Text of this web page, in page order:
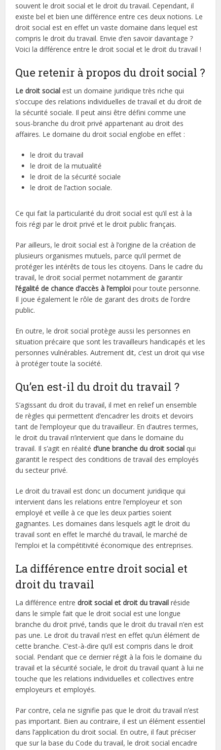
souvent le droit social et le droit du travail. Cependant, il
existe bel et bien une différence entre ces deux notions. Le
droit social est en effet un vaste domaine dans lequel est
compris le droit du travail. Envie d’en savoir davantage ?
Voici la différence entre le droit social et le droit du travail !
Que retenir à propos du droit social ?
Le droit socialest un domaine juridique très riche qui
s’occupe des relations individuelles de travail et du droit de
la sécurité sociale. Il peut ainsi être défini comme une
sous-branche du droit privé appartenant au droit des
affaires. Le domaine du droit social englobe en effet :
le droit du travail
le droit de la mutualité
le droit de la sécurité sociale
le droit de l’action sociale.
Ce qui fait la particularité du droit social est qu’il est à la
fois régi par le droit privé et le droit public français.
Par ailleurs, le droit social est à l’origine de la création de
plusieurs organismes mutuels, parce qu’il permet de
protéger les intérêts de tous les citoyens. Dans le cadre du
travail, le droit social permet notamment de garantir
l’égalité de chance d’accès à l’emploi pour toute personne.
Il joue également le rôle de garant des droits de l’ordre
public.
En outre, le droit social protège aussi les personnes en
situation précaire que sont les travailleurs handicapés et les
personnes vulnérables. Autrement dit, c’est un droit qui vise
à protéger toute la société.
Qu’en est-il du droit du travail ?
S’agissant du droit du travail, il met en relief un ensemble
de règles qui permettent d’encadrer les droits et devoirs
tant de l’employeur que du travailleur. En d’autres termes,
le droit du travail n’intervient que dans le domaine du
travail. Il s’agit en réalitéd’une branche du droit social qui
garantit le respect des conditions de travail des employés
du secteur privé.
Le droit du travail est donc un document juridique qui
intervient dans les relations entre l’employeur et son
employé et veille à ce que les deux parties soient
gagnantes. Les domaines dans lesquels agit le droit du
travail sont en effet le marché du travail, le marché de
l’emploi et la compétitivité économique des entreprises.
La différence entre droit social et
droit du travail
La différence entredroit social et droit du travail réside
dans le simple fait que le droit social est une longue
branche du droit privé, tandis que le droit du travail n’en est
pas une. Le droit du travail n’est en effet qu’un élément de
cette branche. C’est-à-dire qu’il est compris dans le droit
social. Pendant que ce dernier régit à la fois le domaine du
travail et la sécurité sociale, le droit du travail quant à lui ne
touche que les relations individuelles et collectives entre
employeurs et employés.
Par contre, cela ne signifie pas que le droit du travail n’est
pas important. Bien au contraire, il est un élément essentiel
dans l’application du droit social. En outre, il faut préciser
que sur la base du Code du travail, le droit social encadre